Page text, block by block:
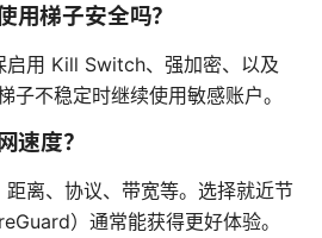
用梯子安全吗？
启用 Kill Switch、强加密、以及
子不稳定时继续使用敏感账户。
速度？
离、协议、带宽等。选择就近节
）通常能获得更好体验。